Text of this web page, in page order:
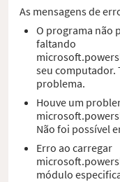
As mensagens de
O programa não
faltando
seu computador.
problema.
Houve um
Não foi possível
Erro ao carregar
módulo